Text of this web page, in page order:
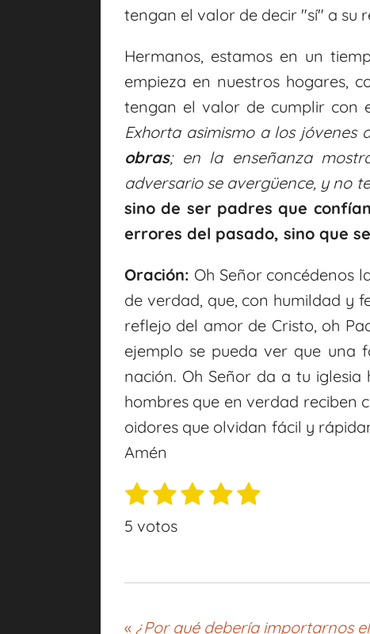
tengan el valor de decir "sí" a su
Hermanos, estamos en un
empieza en nuestros hogares,
tengan el valor de cumplir con
Exhorta asimismo a los jóvenes
obras; en la enseñanza
adversario se avergüence, y no
sino de ser padres que
errores del pasado, sino que
Oración: Oh Señor concédenos
de verdad, que, con humildad y
reflejo del amor de Cristo, oh
ejemplo se pueda ver que una
nación. Oh Señor da a tu
hombres que en verdad reciben
oidores que olvidan fácil y
Amén
V
a
1
e
r
e
2
e
r
e
3
r
e
4
r
e
5
r
e
E
r
a
5 votos
« ¿Por qué debería importarnos